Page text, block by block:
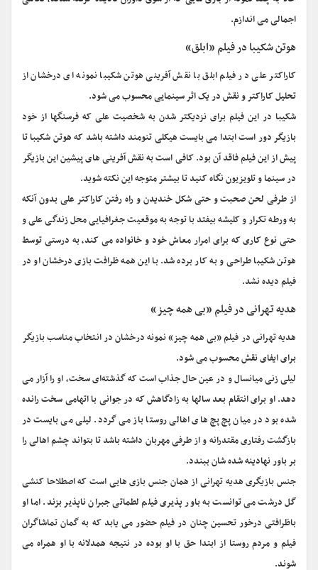
اجمالی می اندازم.
هوتن شکیبا در فیلم «ابلق»
کاراکتر علی در فیلم ابلق با نقش آفرینی هوتن شکیبا نمونه ای درخشان از
تحلیل کاراکتر و نقش در یک اثر سینمایی محسوب می شود.
شکیبا در این فیلم برای نزدیکتر شدن به شخصیت علی که فرسنگها از خود
بازیگر دور است ابتدا می بایست هیکلی تنومند داشته باشد که هوتن شکیبا تا
پیش از این فیلم فاقد آن بود. کافی است به نقش آفرینی های پیشین این بازیگر
در سینما و تلویزیون نگاه کنید تا بیشتر متوجه این نکته شوید.
از طرفی لحن صحبت و حتی شکل خندیدن و راه رفتن کاراکتر علی بدون آنکه
به ورطه تکرار و کلیشه بیفتد با توجه به موقعیت جغرافیایی محل زندگی علی و
حتی نوع کاری که برای امرار معاش خود و خانواده می کند، به درستی توسط
هوتن شکیبا طراحی و به کار برده شد. با این همه ظرافت بازی درخشان او در
فیلم دیده نشد.
هدیه تهرانی در فیلم «بی همه چیز»
هدیه تهرانی در فیلم «بی همه چیز» نمونه درخشان در انتخاب مناسب بازیگر
برای ایفای نقش محسوب می شود.
لیلی زنی میانسال و در عین حال جذاب است که گذشته‌ای سخت، او را آزار می
دهد. او برای انتقام بعد سالها به زادگاهش که در جوانی با اتهامی سخت رانده
شده بود در میان پچ پچ های اهالی روستا باز می گردد. لیلی می بایست در
بازگشت رفتاری مقتدرانه و از طرفی مهربان داشته باشد تا بتواند چشم اهالی را
بر باور نهادینه شده شان ببندد.
جنس بازیگری هدیه تهرانی از همان جنس بازی هایی است که اصطلاحا کنشی
گل درشت می توانست به باور پذیری فیلم لطماتی جبران ناپذیر بزند. اما او
باظرافتی درخور تحسین چنان در فیلم حضور می یابد که به گمان تماشاگران
فیلم و مردم روستا از ابتدا حق با او بوده در نتیجه همدلانه با او همراه می
شوند.